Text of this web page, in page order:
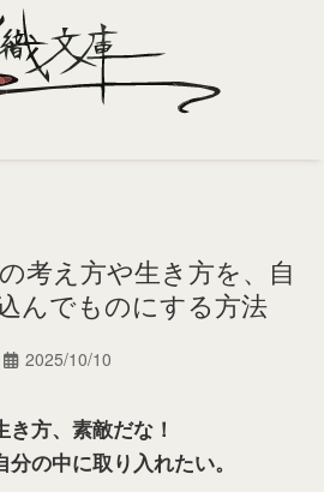
考え方や生き方を、自
んでものにする方法
2025/10/10
方、素敵だな！
の中に取り入れたい。